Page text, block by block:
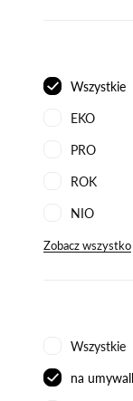
Wszystkie
EKO
PRO
ROK
NIO
Zobacz wszystko
Wszystkie
na